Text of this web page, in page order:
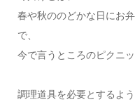
春や秋ののどかな日にお
で、
今で言うところのピクニ
調理道具を必要とするよ